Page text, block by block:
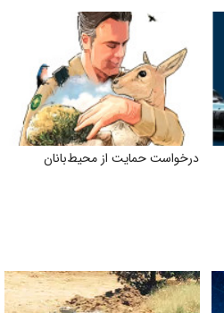
درخواست حمایت از محیط‌بانان